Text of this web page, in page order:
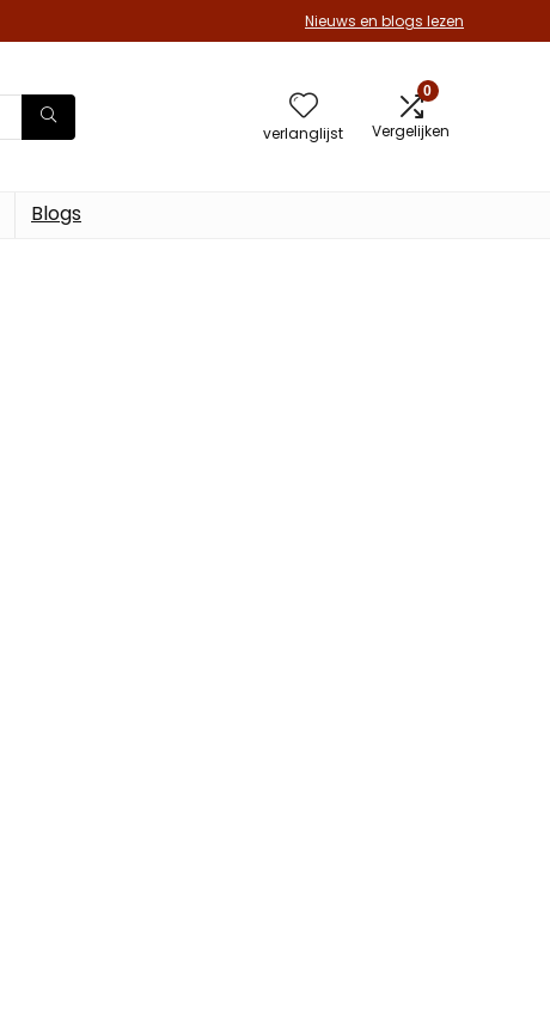
Nieuws en blogs lezen
verlanglijst
0
Vergelijken
Blogs